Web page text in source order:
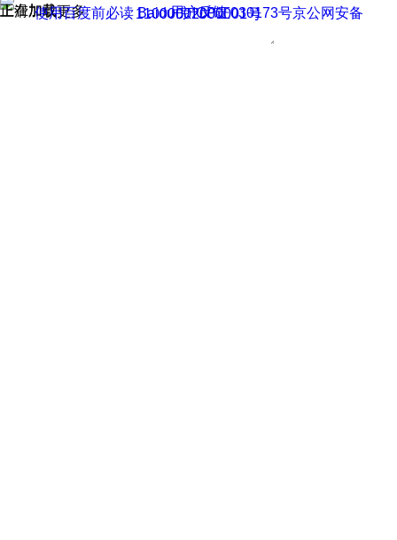
正在加载
上滑加载更多 用户反馈
使用百度前必读 Baidu 京ICP证030173号
京公网安备11000002000001号